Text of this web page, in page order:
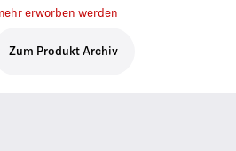
erworben werden
Zum Produkt Archiv